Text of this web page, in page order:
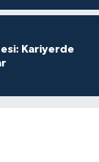
Kariyerde